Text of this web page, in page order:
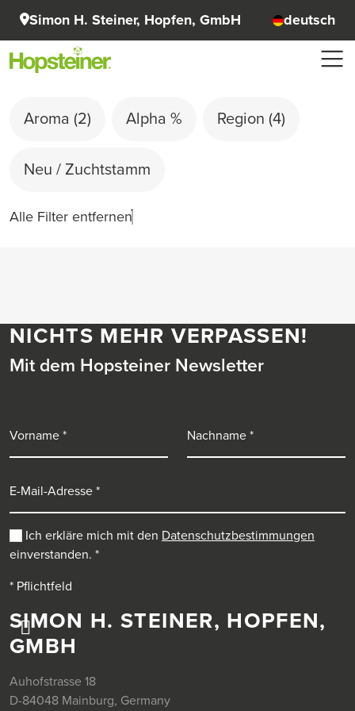
Simon H. Steiner, Hopfen, GmbH deutsch
Aroma (2) Alpha % Region (4)
Neu / Zuchtstamm
Alle Filter entfernen
SIMON H. STEINER, HOPFEN,
GMBH
Auhofstrasse 18
D-84048 Mainburg, Germany
NICHTS MEHR VERPASSEN!
Mit dem Hopsteiner Newsletter
Ich erkläre mich mit den Datenschutzbestimmungen
einverstanden. *
* Pflichtfeld